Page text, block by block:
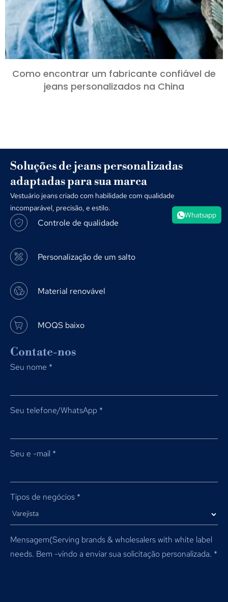
Como encontrar um fabricante confiável de
jeans personalizados na China
Soluções de jeans personalizadas
adaptadas para sua marca
Vestuário jeans criado com habilidade com qualidade
incomparável, precisão, e estilo.
Controle de qualidade
Personalização de um salto
Material renovável
MOQS baixo
Contate-nos
Seu nome *
Seu telefone/WhatsApp *
Seu e -mail *
Tipos de negócios *
Mensagem(Serving brands & wholesalers with white label
needs. Bem -vindo a enviar sua solicitação personalizada. *
Whatsapp